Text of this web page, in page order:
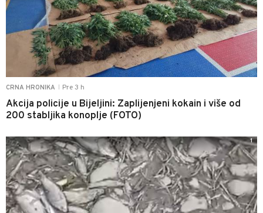
CRNA HRONIKA Pre 3 h
Akcija policije u Bijeljini: Zaplijenjeni kokain i više od
200 stabljika konoplje (FOTO)
1